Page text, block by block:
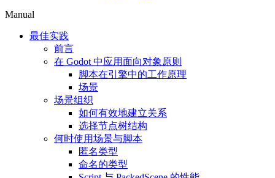
Manual
最佳实践
前言
在 Godot 中应用面向对象原则
脚本在引擎中的工作原理
场景
场景组织
如何有效地建立关系
选择节点树结构
何时使用场景与脚本
匿名类型
命名的类型